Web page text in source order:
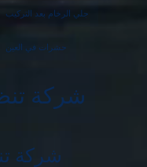
جلي الرخام بعد التركيب
حشرات في العين
شركة
شركة